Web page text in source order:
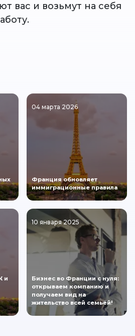
вас и возьмут на себя
04 марта 2026
Франция обновляет
иммиграционные правила
и
10 января 2025
Бизнес во Франции с нуля:
открываем компанию и
получаем вид на
жительство всей семьёй!